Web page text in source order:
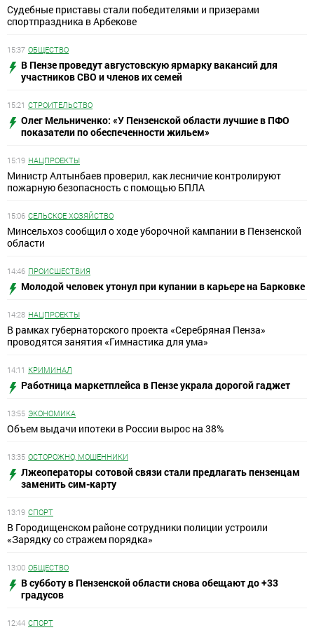
Судебные приставы стали победителями и призерами
спортпраздника в Арбекове
15:37 ОБЩЕСТВО
В Пензе проведут августовскую ярмарку вакансий для
участников СВО и членов их семей
15:21 СТРОИТЕЛЬСТВО
Олег Мельниченко: «У Пензенской области лучшие в ПФО
показатели по обеспеченности жильем»
15:19 НАЦПРОЕКТЫ
Министр Алтынбаев проверил, как лесничие контролируют
пожарную безопасность с помощью БПЛА
15:06 СЕЛЬСКОЕ ХОЗЯЙСТВО
Минсельхоз сообщил о ходе уборочной кампании в Пензенской
области
14:46 ПРОИСШЕСТВИЯ
Молодой человек утонул при купании в карьере на Барковке
14:28 НАЦПРОЕКТЫ
В рамках губернаторского проекта «Серебряная Пенза»
проводятся занятия «Гимнастика для ума»
14:11 КРИМИНАЛ
Работница маркетплейса в Пензе украла дорогой гаджет
13:55 ЭКОНОМИКА
Объем выдачи ипотеки в России вырос на 38%
13:35 ОСТОРОЖНО, МОШЕННИКИ
Лжеоператоры сотовой связи стали предлагать пензенцам
заменить сим-карту
13:19 СПОРТ
В Городищенском районе сотрудники полиции устроили
«Зарядку со стражем порядка»
13:00 ОБЩЕСТВО
В субботу в Пензенской области снова обещают до +33
градусов
12:44 СПОРТ